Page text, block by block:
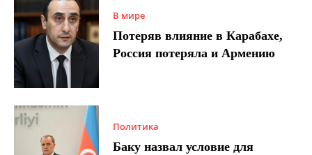
В мире
Потеряв влияние в Карабахе,
Россия потеряла и Армению
Политика
Баку назвал условие для